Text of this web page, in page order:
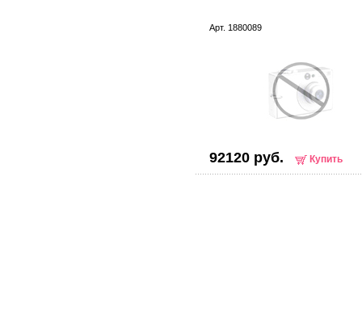
Арт. 1880089
92120 руб. Купить